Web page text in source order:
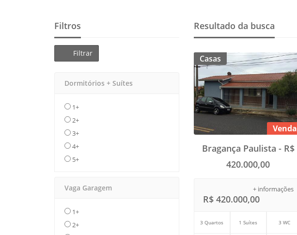
Filtros
Filtrar
Dormitórios + Suítes
1+
2+
3+
4+
5+
Vaga Garagem
1+
2+
Resultado da busca
Casas
Venda
Bragança Paulista - R$
420.000,00
+ informações
R$ 420.000,00
3 Quartos 1 Suítes 3 WC